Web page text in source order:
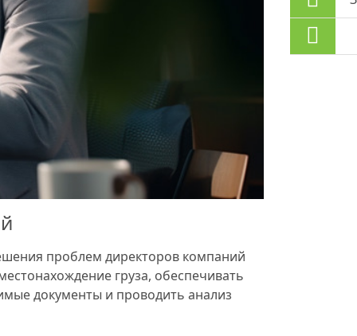
проблем директоров компаний
груза, обеспечивать
документы и проводить анализ